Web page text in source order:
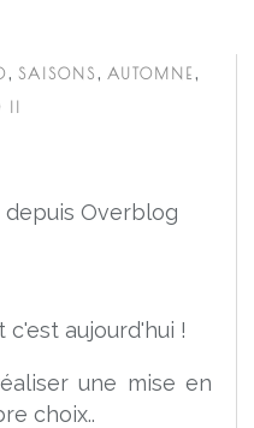
, SAISONS , AUTOMNE ,
Overblog
aujourd'hui !
une mise en
choix..